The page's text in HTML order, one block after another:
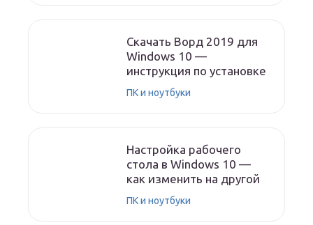
Скачать Ворд 2019 для
Windows 10 —
инструкция по установке
ПК и ноутбуки
Настройка рабочего
стола в Windows 10 —
как изменить на другой
ПК и ноутбуки